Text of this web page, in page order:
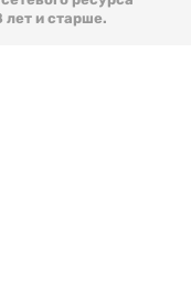
лет и старше.